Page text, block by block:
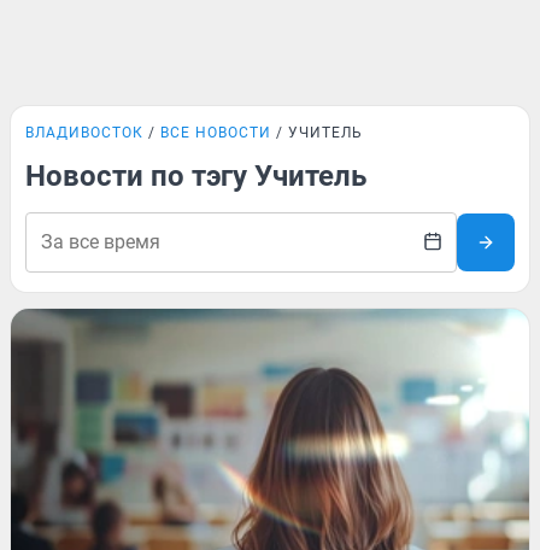
ВЛАДИВОСТОК ВСЕ НОВОСТИ УЧИТЕЛЬ
Новости по тэгу Учитель